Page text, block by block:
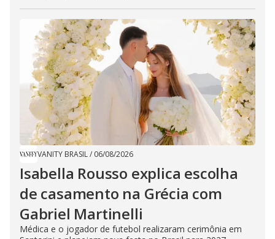
VANITY BRASIL/ 06/08/2026
Isabella Rousso explica escolha
de casamento na Grécia com
Gabriel Martinelli
Médica e o jogador de futebol realizaram cerimônia em